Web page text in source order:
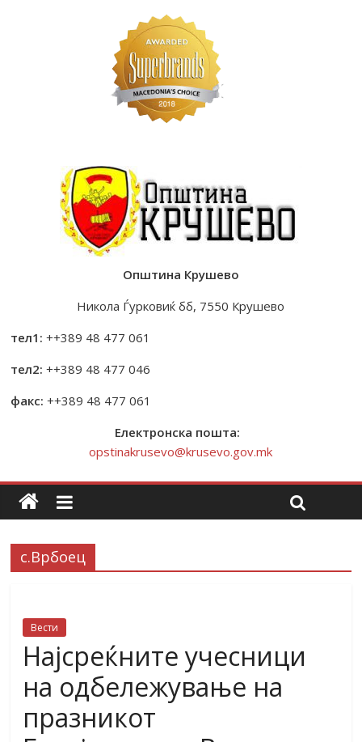
Општина Крушево
Никола Ѓурковиќ бб, 7550 Крушево
тел1: ++389 48 477 061
тел2: ++389 48 477 046
факс: ++389 48 477 061
Електронска пошта:
opstinakrusevo@krusevo.gov.mk
с.Врбоец
Вести
Најсреќните учесници
на одбележување на
празникот